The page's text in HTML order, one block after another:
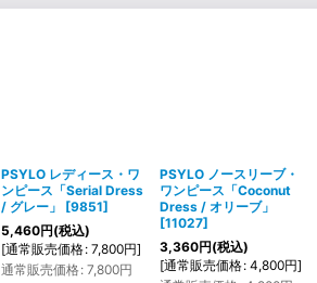
PSYLO レディース・ワ
ンピース「Serial Dress
/ グレー」
[9851]
5,460円(税込)
[通常販売価格: 7,800円]
通常販売価格: 7,800円
PSYLO ノースリーブ・
ワンピース「Coconut
Dress / オリーブ」
[11027]
3,360円(税込)
[通常販売価格: 4,800円]